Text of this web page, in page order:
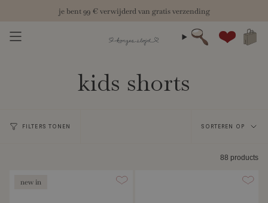
content
je bent99 €verwijderd van gratis verzending
zoeken
kids shorts
FILTERS TONEN SORTEREN OP
88 products
new in